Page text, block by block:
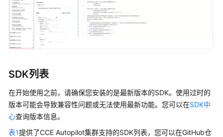
户
指
南
最
实
API
参
考
SDK列表
在开始使用之前，请确保您安装的是最新版本的SDK。使用过时的
版本可能会导致兼容性问题或无法使用最新功能。您可以在SDK中
心查询版本信息。
表1提供了CCE Autopilot集群支持的SDK列表，您可以在GitHub仓